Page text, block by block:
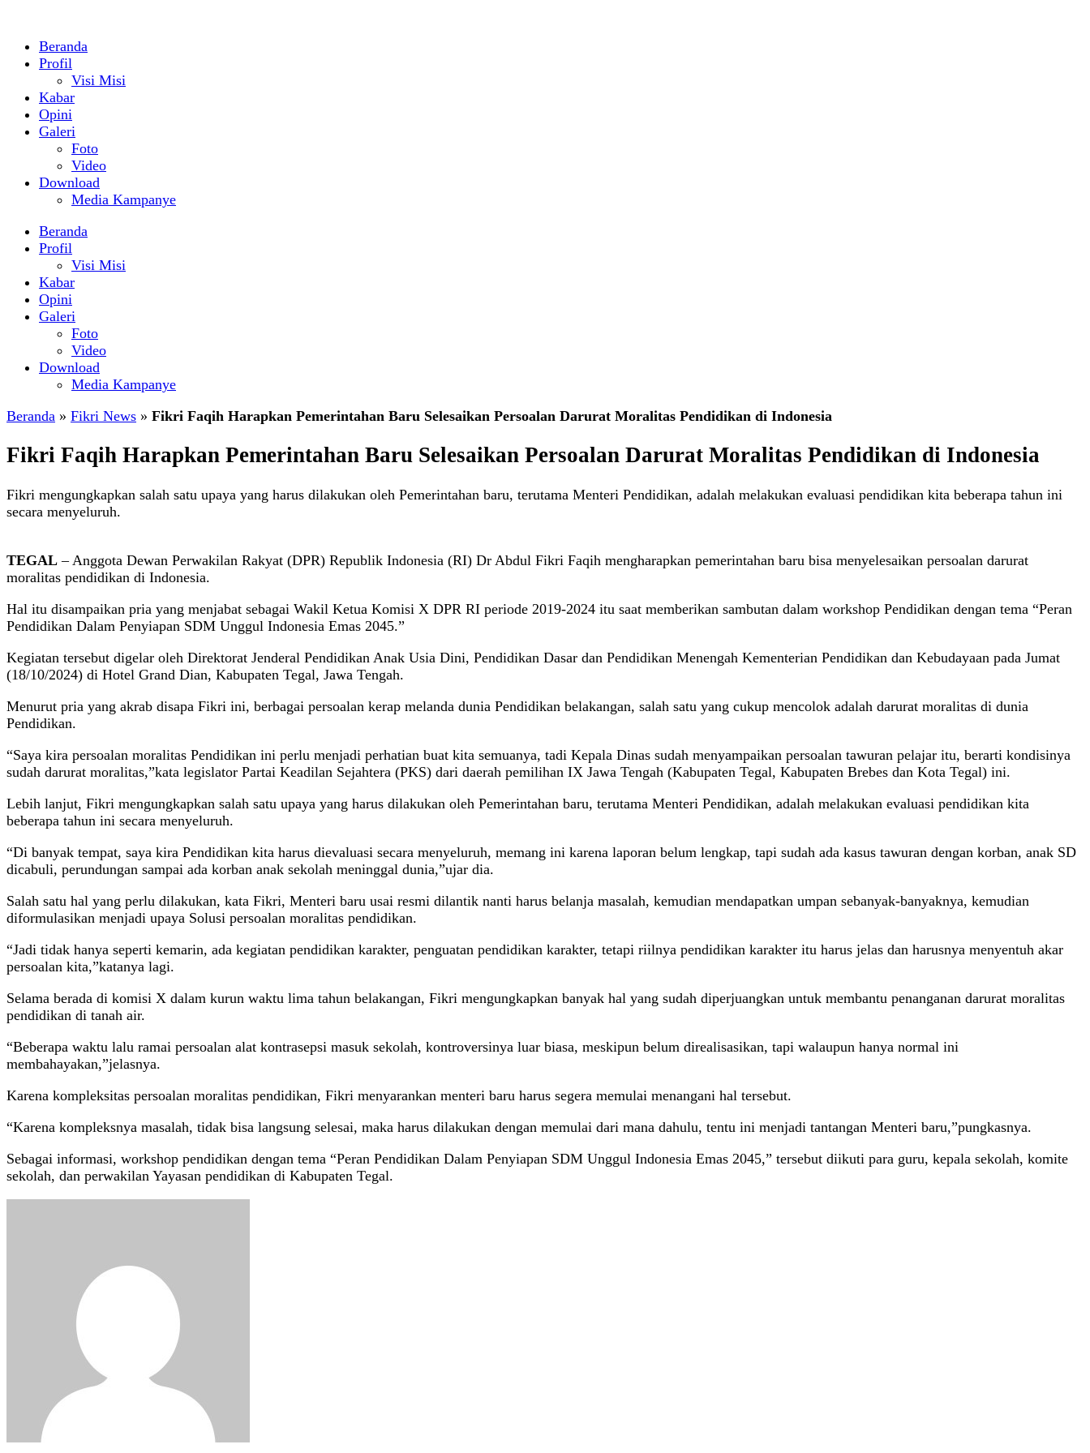
Beranda
Profil
Visi Misi
Kabar
Opini
Galeri
Foto
Video
Download
Media Kampanye
Beranda
Profil
Visi Misi
Kabar
Opini
Galeri
Foto
Video
Download
Media Kampanye
Beranda » Fikri News » Fikri Faqih Harapkan Pemerintahan Baru Selesaikan Persoalan Darurat Moralitas Pendidikan di Indonesia
Fikri Faqih Harapkan Pemerintahan Baru Selesaikan Persoalan Darurat Moralitas Pendidikan di Indonesia
Fikri mengungkapkan salah satu upaya yang harus dilakukan oleh Pemerintahan baru, terutama Menteri Pendidikan, adalah melakukan evaluasi pendidikan kita beberapa tahun ini
secara menyeluruh.
TEGAL – Anggota Dewan Perwakilan Rakyat (DPR) Republik Indonesia (RI) Dr Abdul Fikri Faqih mengharapkan pemerintahan baru bisa menyelesaikan persoalan darurat
moralitas pendidikan di Indonesia.
Hal itu disampaikan pria yang menjabat sebagai Wakil Ketua Komisi X DPR RI periode 2019-2024 itu saat memberikan sambutan dalam workshop Pendidikan dengan tema “Peran
Pendidikan Dalam Penyiapan SDM Unggul Indonesia Emas 2045.”
Kegiatan tersebut digelar oleh Direktorat Jenderal Pendidikan Anak Usia Dini, Pendidikan Dasar dan Pendidikan Menengah Kementerian Pendidikan dan Kebudayaan pada Jumat
(18/10/2024) di Hotel Grand Dian, Kabupaten Tegal, Jawa Tengah.
Menurut pria yang akrab disapa Fikri ini, berbagai persoalan kerap melanda dunia Pendidikan belakangan, salah satu yang cukup mencolok adalah darurat moralitas di dunia
Pendidikan.
“Saya kira persoalan moralitas Pendidikan ini perlu menjadi perhatian buat kita semuanya, tadi Kepala Dinas sudah menyampaikan persoalan tawuran pelajar itu, berarti kondisinya
sudah darurat moralitas,”kata legislator Partai Keadilan Sejahtera (PKS) dari daerah pemilihan IX Jawa Tengah (Kabupaten Tegal, Kabupaten Brebes dan Kota Tegal) ini.
Lebih lanjut, Fikri mengungkapkan salah satu upaya yang harus dilakukan oleh Pemerintahan baru, terutama Menteri Pendidikan, adalah melakukan evaluasi pendidikan kita
beberapa tahun ini secara menyeluruh.
“Di banyak tempat, saya kira Pendidikan kita harus dievaluasi secara menyeluruh, memang ini karena laporan belum lengkap, tapi sudah ada kasus tawuran dengan korban, anak SD
dicabuli, perundungan sampai ada korban anak sekolah meninggal dunia,”ujar dia.
Salah satu hal yang perlu dilakukan, kata Fikri, Menteri baru usai resmi dilantik nanti harus belanja masalah, kemudian mendapatkan umpan sebanyak-banyaknya, kemudian
diformulasikan menjadi upaya Solusi persoalan moralitas pendidikan.
“Jadi tidak hanya seperti kemarin, ada kegiatan pendidikan karakter, penguatan pendidikan karakter, tetapi riilnya pendidikan karakter itu harus jelas dan harusnya menyentuh akar
persoalan kita,”katanya lagi.
Selama berada di komisi X dalam kurun waktu lima tahun belakangan, Fikri mengungkapkan banyak hal yang sudah diperjuangkan untuk membantu penanganan darurat moralitas
pendidikan di tanah air.
“Beberapa waktu lalu ramai persoalan alat kontrasepsi masuk sekolah, kontroversinya luar biasa, meskipun belum direalisasikan, tapi walaupun hanya normal ini
membahayakan,”jelasnya.
Karena kompleksitas persoalan moralitas pendidikan, Fikri menyarankan menteri baru harus segera memulai menangani hal tersebut.
“Karena kompleksnya masalah, tidak bisa langsung selesai, maka harus dilakukan dengan memulai dari mana dahulu, tentu ini menjadi tantangan Menteri baru,”pungkasnya.
Sebagai informasi, workshop pendidikan dengan tema “Peran Pendidikan Dalam Penyiapan SDM Unggul Indonesia Emas 2045,” tersebut diikuti para guru, kepala sekolah, komite
sekolah, dan perwakilan Yayasan pendidikan di Kabupaten Tegal.